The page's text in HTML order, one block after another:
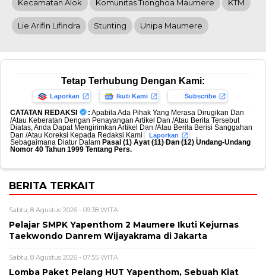
Kecamatan Alok Komunitas Tionghoa Maumere KTM
Lie Arifin Lifindra Stunting Unipa Maumere
Tetap Terhubung Dengan Kami:
Laporkan Ikuti Kami Subscribe
CATATAN REDAKSI : Apabila Ada Pihak Yang Merasa Dirugikan Dan
/Atau Keberatan Dengan Penayangan Artikel Dan /Atau Berita Tersebut
Diatas, Anda Dapat Mengirimkan Artikel Dan /Atau Berita Berisi Sanggahan
Dan /Atau Koreksi Kepada Redaksi Kami
Laporkan
,
Sebagaimana Diatur Dalam Pasal (1) Ayat (11) Dan (12) Undang-Undang
Nomor 40 Tahun 1999 Tentang Pers.
BERITA TERKAIT
Sabtu, 8 Agustus 2026 - 09:38 WITA
Pelajar SMPK Yapenthom 2 Maumere Ikuti Kejurnas
Taekwondo Danrem Wijayakrama di Jakarta
Sabtu, 8 Agustus 2026 - 07:55 WITA
Lomba Paket Pelang HUT Yapenthom, Sebuah Kiat